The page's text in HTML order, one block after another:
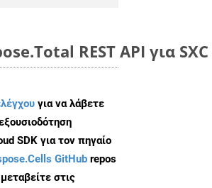
REST API για
για να λάβετε
SDK για τον πηγαίο
GitHub repos
στις